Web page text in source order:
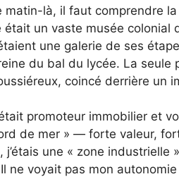
matin-là, il faut comprendre
un vaste musée colonial
une galerie de ses
du bal du lycée. La seule
coincé derrière un
promoteur immobilier et
de mer » — forte valeur,
j’étais une « zone
ne voyait pas mon